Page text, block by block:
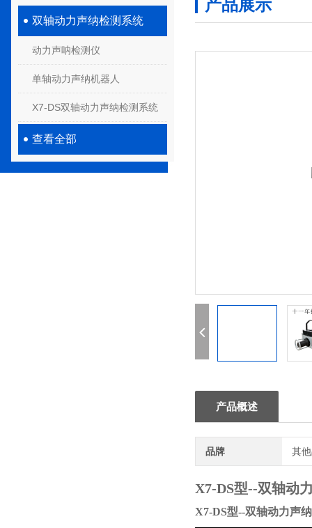
双轴动力声纳检测系统
动力声呐检测仪
单轴动力声纳机器人
X7-DS双轴动力声纳检测系统
查看全部
产品展示
产品概述
品牌 其
X7-DS型--双轴动
X7-DS型--双轴动力声